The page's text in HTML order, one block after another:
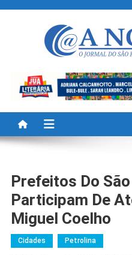
A Noticia Do
Prefeitos Do
Participam De
Miguel Coelho
Cidades Petrolina